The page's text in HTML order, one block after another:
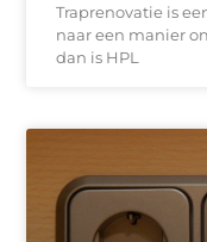
Traprenovatie is
naar een manier
dan is HPL